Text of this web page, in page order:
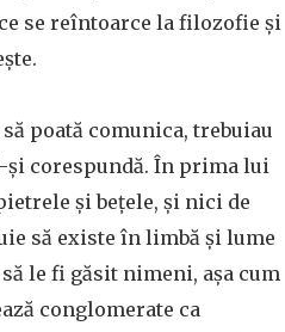
se reîntoarce la filozofie și
poată comunica, trebuiau
și corespundă. În prima lui
și bețele, și nici de
să existe în limbă și lume
le fi găsit nimeni, așa cum
conglomerate ca